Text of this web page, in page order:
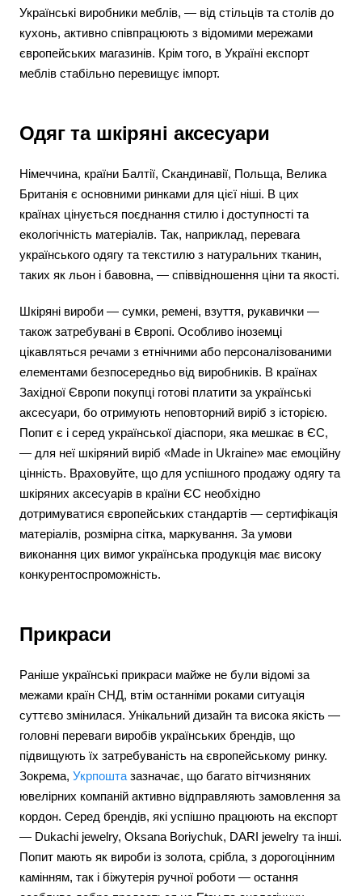
Українські виробники меблів, — від стільців та столів до
кухонь, активно співпрацюють з відомими мережами
європейських магазинів. Крім того, в Україні експорт
меблів стабільно перевищує імпорт.
Одяг та шкіряні аксесуари
Німеччина, країни Балтії, Скандинавії, Польща, Велика
Британія є основними ринками для цієї ніші. В цих
країнах цінується поєднання стилю і доступності та
екологічність матеріалів. Так, наприклад, перевага
українського одягу та текстилю з натуральних тканин,
таких як льон і бавовна, — співвідношення ціни та якості.
Шкіряні вироби — сумки, ремені, взуття, рукавички —
також затребувані в Європі. Особливо іноземці
цікавляться речами з етнічними або персоналізованими
елементами безпосередньо від виробників. В країнах
Західної Європи покупці готові платити за українські
аксесуари, бо отримують неповторний виріб з історією.
Попит є і серед української діаспори, яка мешкає в ЄС,
— для неї шкіряний виріб «Made in Ukraine» має емоційну
цінність. Враховуйте, що для успішного продажу одягу та
шкіряних аксесуарів в країни ЄС необхідно
дотримуватися європейських стандартів — сертифікація
матеріалів, розмірна сітка, маркування. За умови
виконання цих вимог українська продукція має високу
конкурентоспроможність.
Прикраси
Раніше українські прикраси майже не були відомі за
межами країн СНД, втім останніми роками ситуація
суттєво змінилася. Унікальний дизайн та висока якість —
головні переваги виробів українських брендів, що
підвищують їх затребуваність на європейському ринку.
Зокрема, Укрпошта зазначає, що багато вітчизняних
ювелірних компаній активно відправляють замовлення за
кордон. Серед брендів, які успішно працюють на експорт
— Dukachi jewelry, Oksana Boriychuk, DARI jewelry та інші.
Попит мають як вироби із золота, срібла, з дорогоцінним
камінням, так і біжутерія ручної роботи — остання